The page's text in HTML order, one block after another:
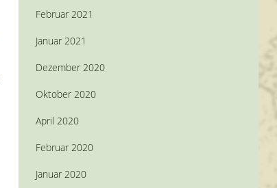
Februar 2021
Januar 2021
Dezember 2020
Oktober 2020
April 2020
Februar 2020
Januar 2020